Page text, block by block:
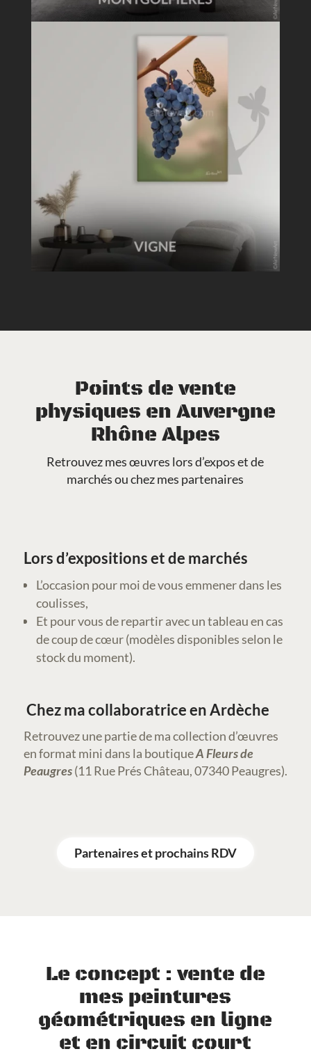
Points de vente
physiques en Auvergne
Rhône Alpes
Retrouvez mes œuvres lors d’expos et de
marchés ou chez mes partenaires
Lors d’expositions et de marchés
L’occasion pour moi de vous emmener dans les
coulisses,
Et pour vous de repartir avec un tableau en cas
de coup de cœur (modèles disponibles selon le
stock du moment).
Chez ma collaboratrice en Ardèche
Retrouvez une partie de ma collection d’œuvres
en format mini dans la boutiqueA Fleurs de
Peaugres(11 Rue Prés Château, 07340 Peaugres).
Partenaires et prochains RDV
Le concept : vente de
mes peintures
géométriques en ligne
et en circuit court